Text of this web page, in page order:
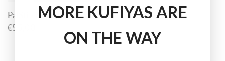
PalStitch™ Sabr Hoodie
€55,00
MORE KUFIYAS ARE
ON THE WAY